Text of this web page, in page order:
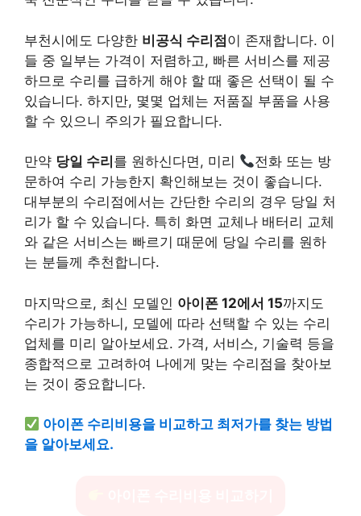
부천시에도 다양한 비공식 수리점이 존재합니다. 이
들 중 일부는 가격이 저렴하고, 빠른 서비스를 제공
하므로 수리를 급하게 해야 할 때 좋은 선택이 될 수
있습니다. 하지만, 몇몇 업체는 저품질 부품을 사용
할 수 있으니 주의가 필요합니다.
만약 당일 수리 를 원하신다면, 미리
전화 또는 방
문하여 수리 가능한지 확인해보는 것이 좋습니다.
대부분의 수리점에서는 간단한 수리의 경우 당일 처
리가 할 수 있습니다. 특히 화면 교체나 배터리 교체
와 같은 서비스는 빠르기 때문에 당일 수리를 원하
는 분들께 추천합니다.
마지막으로, 최신 모델인 아이폰 12에서 15까지도
수리가 가능하니, 모델에 따라 선택할 수 있는 수리
업체를 미리 알아보세요. 가격, 서비스, 기술력 등을
종합적으로 고려하여 나에게 맞는 수리점을 찾아보
는 것이 중요합니다.
아이폰 수리비용을 비교하고 최저가를 찾는 방법
을 알아보세요.